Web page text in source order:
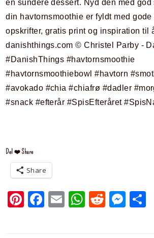
Del ❤️ Share
Share
Pi
F
E
W
R
M